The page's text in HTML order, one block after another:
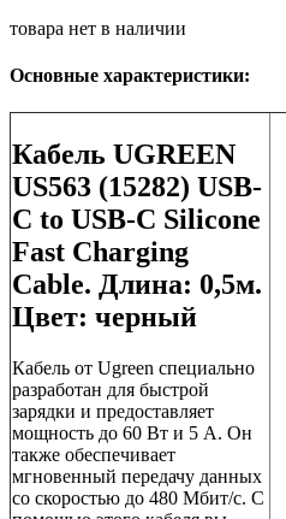
товара нет в наличии
Основные характеристики:
Кабель UGREEN
US563 (15282) USB-
C to USB-C Silicone
Fast Charging
Cable. Длина: 0,5м.
Цвет: черный
Кабель от Ugreen специально
разработан для быстрой
зарядки и предоставляет
мощность до 60 Вт и 5 А. Он
также обеспечивает
мгновенный передачу данных
со скоростью до 480 Мбит/с. С